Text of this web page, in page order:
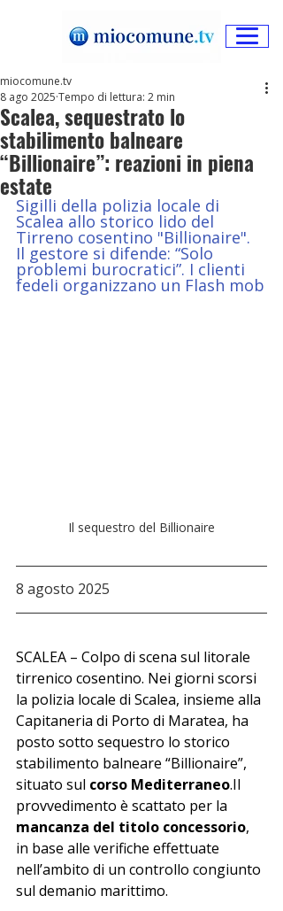
Scalea, sequestrato lo
stabilimento balneare
“Billionaire”: reazioni in piena
estate
miocomune.tv
8 ago 2025 Tempo di lettura: 2 min
Sigilli della polizia locale di
Scalea allo storico lido del
Tirreno cosentino "Billionaire".
Il gestore si difende: “Solo
problemi burocratici”. I clienti
fedeli organizzano un Flash mob
Il sequestro del Billionaire
8 agosto 2025
SCALEA – Colpo di scena sul litorale
tirrenico cosentino. Nei giorni scorsi
la polizia locale di Scalea, insieme alla
Capitaneria di Porto di Maratea, ha
posto sotto sequestro lo storico
stabilimento balneare “Billionaire”,
situato sul corso Mediterraneo.Il
provvedimento è scattato per la
mancanza del titolo concessorio,
in base alle verifiche effettuate
nell’ambito di un controllo congiunto
sul demanio marittimo.